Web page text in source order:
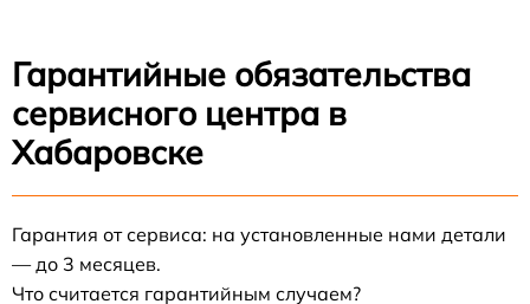
Гарантийные обязательства
сервисного центра в
Хабаровске
Гарантия от сервиса: на установленные нами детали
— до 3 месяцев.
Что считается гарантийным случаем?